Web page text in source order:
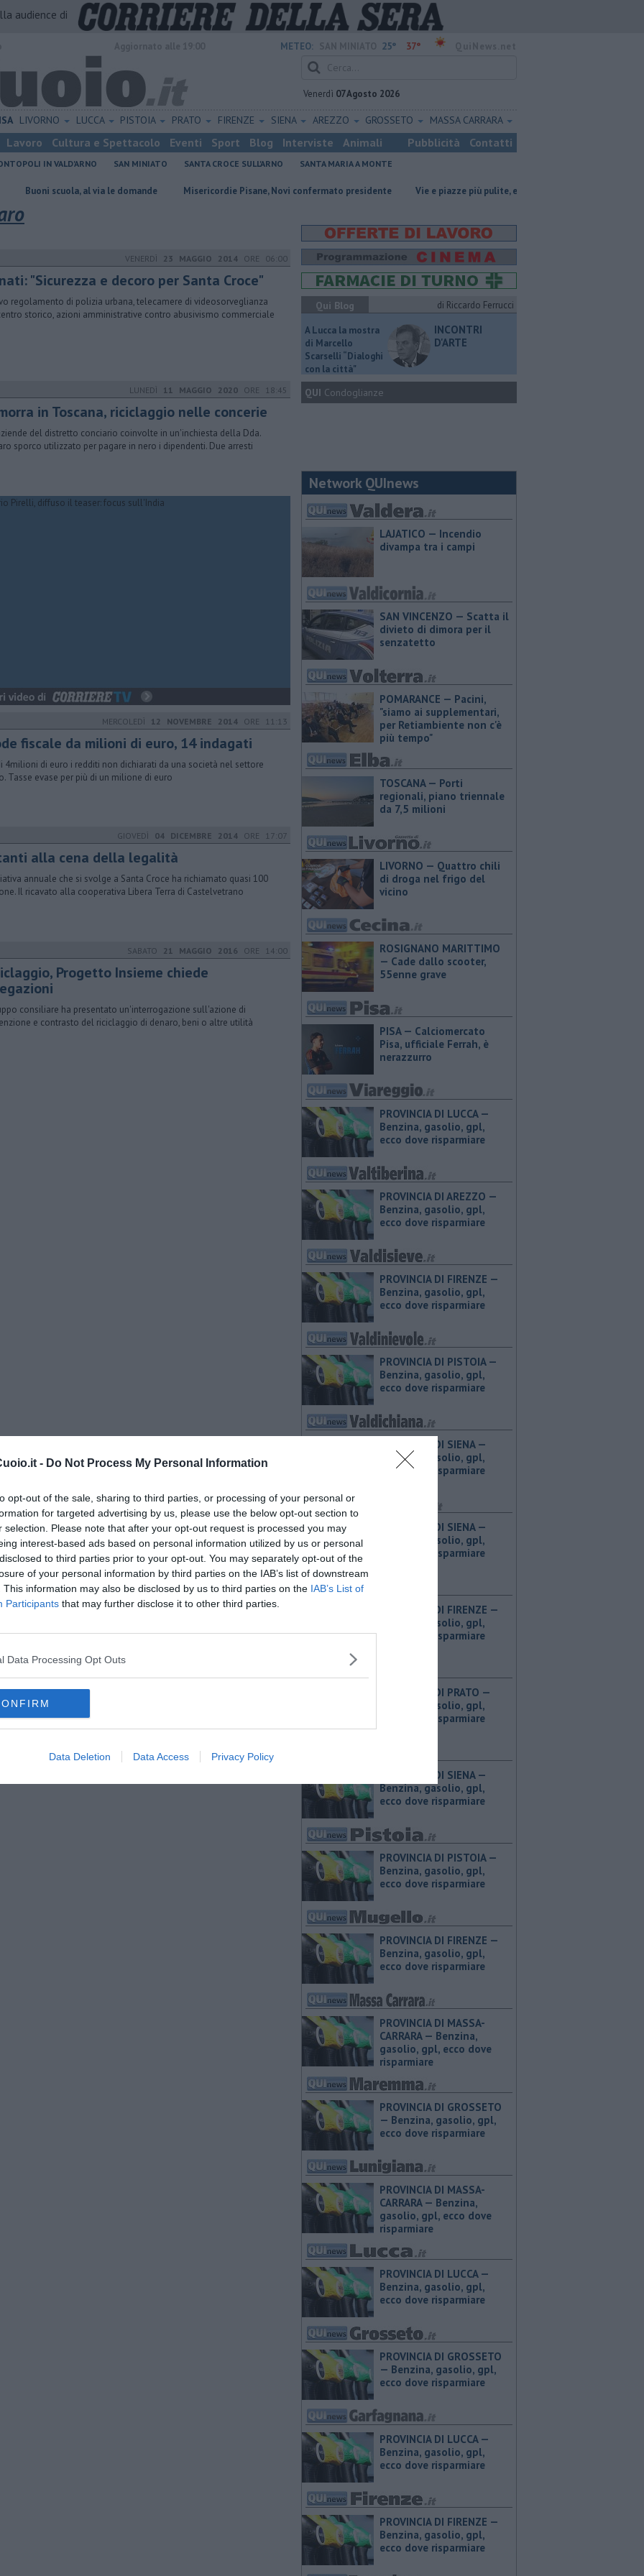
- Do Not Process My Personal Information
opt-out of the sale, sharing to third parties, or processing of your personal or
for targeted advertising by us, please use the below opt-out section to
selection. Please note that after your opt-out request is processed you may
interest-based ads based on personal information utilized by us or personal
to third parties prior to your opt-out. You may separately opt-out of the
of your personal information by third parties on the IAB’s list of downstream
This information may also be disclosed by us to third parties on the IAB’s List of
Participants that may further disclose it to other third parties.
Data Processing Opt Outs
Data Deletion Data Access Privacy Policy
audience di
METEO: 25° 37°
Venerdì 07 Agosto 2026
LIVORNO LUCCA PISTOIA PRATO FIRENZE SIENA AREZZO GROSSETO MASSA CARRARA
Lavoro Cultura e Spettacolo Eventi Sport Blog Interviste Animali Pubblicità Contatti
IN VALD'ARNO SAN MINIATO SANTA CROCE SULL'ARNO SANTA MARIA A MONTE
al via le domande Misericordie Pisane, Novi confermato presidente Vie e piazze più pulite, ecco il piano sperimentale
VENERDÌ 23 MAGGIO 2014 ORE 06:00
"Sicurezza e decoro per Santa Croce"
regolamento di polizia urbana, telecamere di videosorveglianza
storico, azioni amministrative contro abusivismo commerciale
LUNEDÌ 11 MAGGIO 2020 ORE 18:45
in Toscana, riciclaggio nelle concerie
del distretto conciario coinvolte in un'inchiesta della Dda.
sporco utilizzato per pagare in nero i dipendenti. Due arresti
MERCOLEDÌ 12 NOVEMBRE 2014 ORE 11:13
fiscale da milioni di euro, 14 indagati
4milioni di euro i redditi non dichiarati da una società nel settore
Tasse evase per più di un milione di euro
GIOVEDÌ 04 DICEMBRE 2014 ORE 17:07
alla cena della legalità
annuale che si svolge a Santa Croce ha richiamato quasi 100
Il ricavato alla cooperativa Libera Terra di Castelvetrano
SABATO 21 MAGGIO 2016 ORE 14:00
Progetto Insieme chiede
consiliare ha presentato un'interrogazione sull'azione di
e contrasto del riciclaggio di denaro, beni o altre utilità
Qui Blog di Riccardo Ferrucci
A Lucca la mostra
di Marcello
Scarselli “Dialoghi
con la città"
INCONTRI
D'ARTE
QUI Condoglianze
Network QUInews
LAJATICO — Incendio
divampa tra i campi
SAN VINCENZO — Scatta il
divieto di dimora per il
senzatetto
POMARANCE — Pacini,
"siamo ai supplementari,
per Retiambiente non c'è
più tempo"
TOSCANA — Porti
regionali, piano triennale
da 7,5 milioni
LIVORNO — Quattro chili
di droga nel frigo del
vicino
ROSIGNANO MARITTIMO
— Cade dallo scooter,
55enne grave
PISA — Calciomercato
Pisa, ufficiale Ferrah, è
nerazzurro
PROVINCIA DI LUCCA — ​
Benzina, gasolio, gpl,
ecco dove risparmiare
PROVINCIA DI AREZZO — ​
Benzina, gasolio, gpl,
ecco dove risparmiare
PROVINCIA DI FIRENZE — ​
Benzina, gasolio, gpl,
ecco dove risparmiare
PROVINCIA DI PISTOIA — ​
Benzina, gasolio, gpl,
ecco dove risparmiare
PROVINCIA DI SIENA — ​
Benzina, gasolio, gpl,
ecco dove risparmiare
PROVINCIA DI SIENA — ​
Benzina, gasolio, gpl,
ecco dove risparmiare
PROVINCIA DI FIRENZE — ​
Benzina, gasolio, gpl,
ecco dove risparmiare
PROVINCIA DI PRATO — ​
Benzina, gasolio, gpl,
ecco dove risparmiare
PROVINCIA DI SIENA — ​
Benzina, gasolio, gpl,
ecco dove risparmiare
PROVINCIA DI PISTOIA — ​
Benzina, gasolio, gpl,
ecco dove risparmiare
PROVINCIA DI FIRENZE — ​
Benzina, gasolio, gpl,
ecco dove risparmiare
PROVINCIA DI MASSA-
CARRARA — ​Benzina,
gasolio, gpl, ecco dove
risparmiare
PROVINCIA DI GROSSETO
— ​Benzina, gasolio, gpl,
ecco dove risparmiare
PROVINCIA DI MASSA-
CARRARA — ​Benzina,
gasolio, gpl, ecco dove
risparmiare
PROVINCIA DI LUCCA — ​
Benzina, gasolio, gpl,
ecco dove risparmiare
PROVINCIA DI GROSSETO
— ​Benzina, gasolio, gpl,
ecco dove risparmiare
PROVINCIA DI LUCCA — ​
Benzina, gasolio, gpl,
ecco dove risparmiare
PROVINCIA DI FIRENZE — ​
Benzina, gasolio, gpl,
ecco dove risparmiare